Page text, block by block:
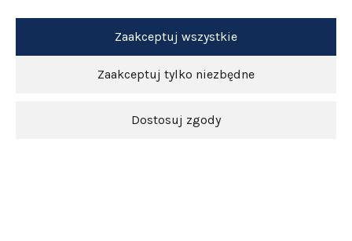
Zaakceptuj tylko niezbędne
Dostosuj zgody
Zaakceptuj wszystkie